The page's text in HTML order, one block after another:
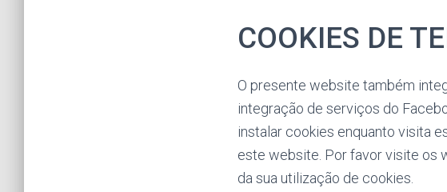
COOKIES DE
O presente website também
integração de serviços do
instalar cookies enquanto visita
este website. Por favor visite os
da sua utilização de cookies.